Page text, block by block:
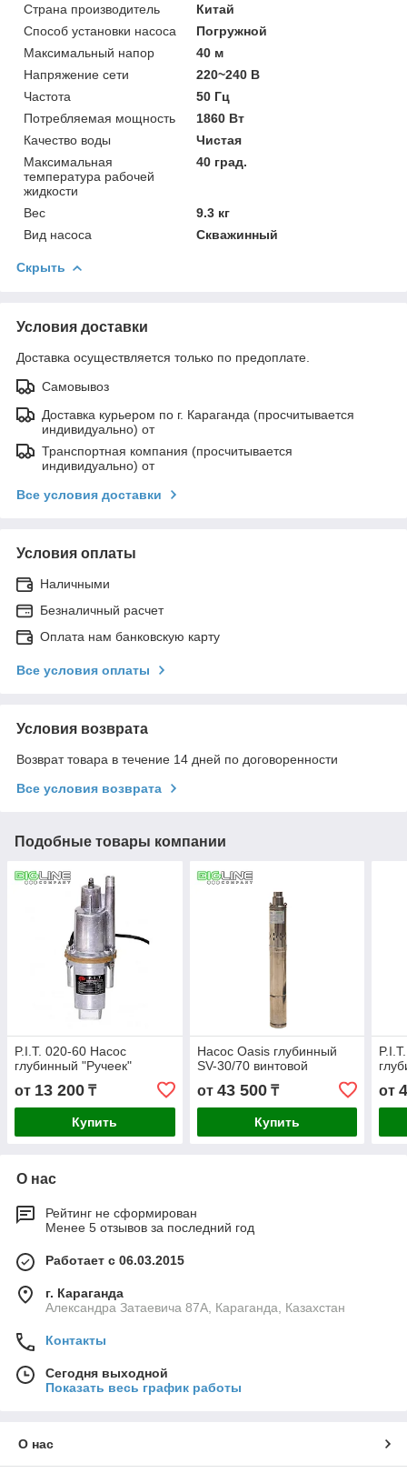
Страна производитель
Китай
Способ установки насоса
Погружной
Максимальный напор
40 м
Напряжение сети
220~240 В
Частота
50 Гц
Потребляемая мощность
1860 Вт
Качество воды
Чистая
Максимальная
температура рабочей
жидкости
40 град.
Вес
9.3 кг
Вид насоса
Скважинный
Скрыть
Условия доставки
Доставка осуществляется только по предоплате.
Самовывоз
Доставка курьером по г. Караганда (просчитывается
индивидуально) от
Транспортная компания (просчитывается
индивидуально) от
Все условия доставки
Условия оплаты
Наличными
Безналичный расчет
Оплата нам банковскую карту
Все условия оплаты
Условия возврата
Возврат товара в течение 14 дней по договоренности
Все условия возврата
Подобные товары компании
P.I.T. 020-60 Насос
глубинный "Ручеек"
от 13 200 ₸
Купить
Насос Oasis глубинный
SV-30/70 винтовой
от 43 500₸
Купить
от
О нас
Рейтинг не сформирован
Менее 5 отзывов за последний год
Работает с 06.03.2015
г. Караганда
Александра Затаевича 87А, Караганда, Казахстан
Контакты
Сегодня выходной
Показать весь график работы
О нас